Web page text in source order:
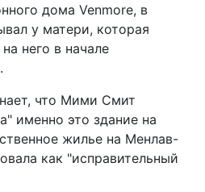
дома Venmore, в
у матери, которая
него в начале
что Мими Смит
именно это здание на
жилье на Менлав-
как "исправительный